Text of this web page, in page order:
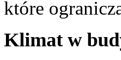
które
Klimat w